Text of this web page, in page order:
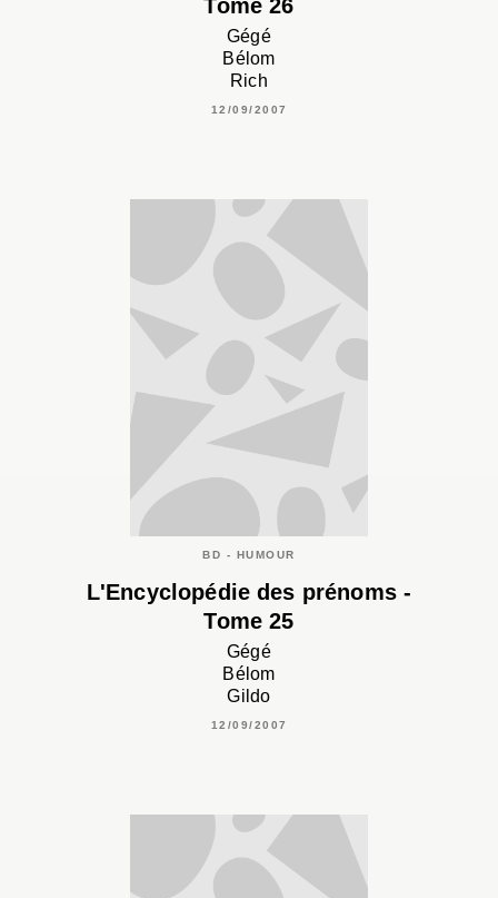
Tome 26
Gégé
Bélom
Rich
12/09/2007
BD - HUMOUR
L'Encyclopédie des prénoms -
Tome 25
Gégé
Bélom
Gildo
12/09/2007